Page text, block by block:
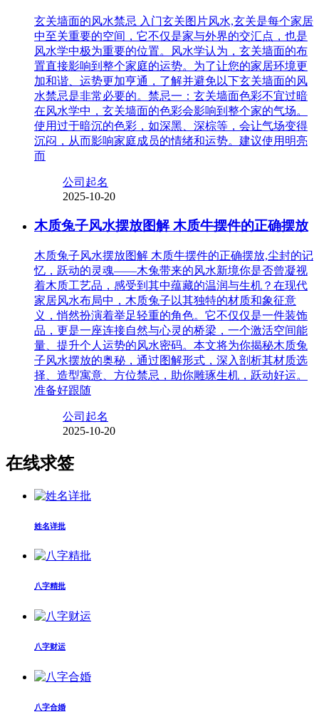
玄关墙面的风水禁忌 入门玄关图片风水,玄关是每个家居
中至关重要的空间，它不仅是家与外界的交汇点，也是
风水学中极为重要的位置。风水学认为，玄关墙面的布
置直接影响到整个家庭的运势。为了让您的家居环境更
加和谐、运势更加亨通，了解并避免以下玄关墙面的风
水禁忌是非常必要的。禁忌一：玄关墙面色彩不宜过暗
在风水学中，玄关墙面的色彩会影响到整个家的气场。
使用过于暗沉的色彩，如深黑、深棕等，会让气场变得
沉闷，从而影响家庭成员的情绪和运势。建议使用明亮
而
公司起名
2025-10-20
木质兔子风水摆放图解 木质牛摆件的正确摆放
木质兔子风水摆放图解 木质牛摆件的正确摆放,尘封的记
忆，跃动的灵魂——木兔带来的风水新境你是否曾凝视
着木质工艺品，感受到其中蕴藏的温润与生机？在现代
家居风水布局中，木质兔子以其独特的材质和象征意
义，悄然扮演着举足轻重的角色。它不仅仅是一件装饰
品，更是一座连接自然与心灵的桥梁，一个激活空间能
量、提升个人运势的风水密码。本文将为你揭秘木质兔
子风水摆放的奥秘，通过图解形式，深入剖析其材质选
择、造型寓意、方位禁忌，助你雕琢生机，跃动好运。
准备好跟随
公司起名
2025-10-20
在线求签
姓名详批
八字精批
八字财运
八字合婚